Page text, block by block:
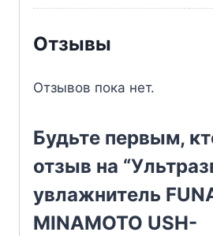
Отзывы
Отзывов пока нет.
Будьте первым,
отзыв на
увлажнитель
MINAMOTO USH-